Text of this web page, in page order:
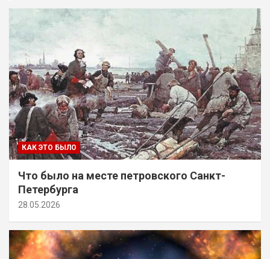
КАК ЭТО БЫЛО
Что было на месте петровского Санкт-
Петербурга
28.05.2026